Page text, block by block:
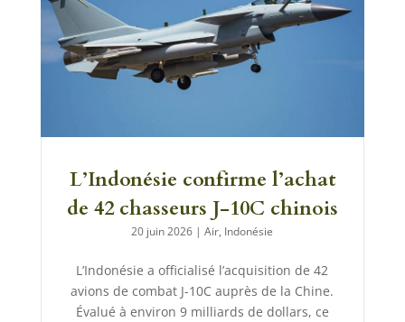
L’Indonésie confirme l’achat
de 42 chasseurs J-10C chinois
20 juin 2026 |Air, Indonésie
L’Indonésie a officialisé l’acquisition de 42
avions de combat J-10C auprès de la Chine.
Évalué à environ 9 milliards de dollars, ce